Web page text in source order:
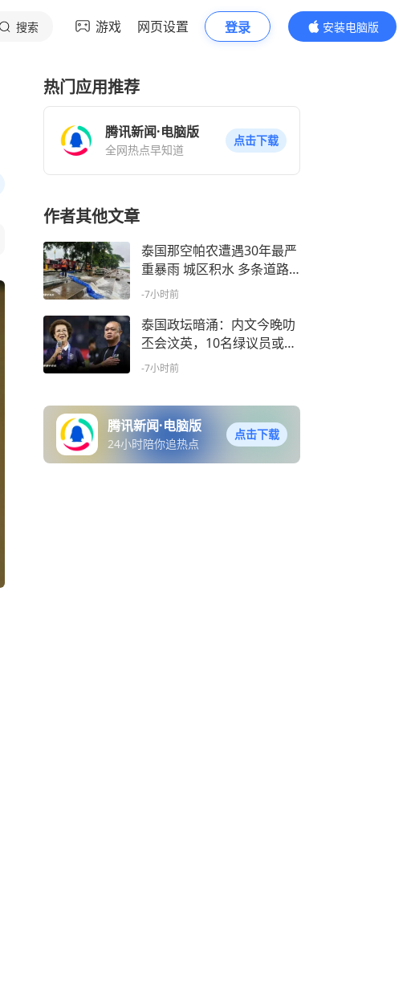
搜索 游戏 网页设置 登录
安装电脑版
内容更精彩
热门应用推荐
腾讯新闻·电脑版
全网热点早知道
点击下载
作者其他文章
泰国那空帕农遭遇30年最严
重暴雨 城区积水 多条道路
被淹
-7小时前
泰国政坛暗涌：内文今晚叻
丕会汶英，10名绿议员或倒
戈蓝营
-7小时前
腾讯新闻·电脑版
24小时陪你追热点
点击下载